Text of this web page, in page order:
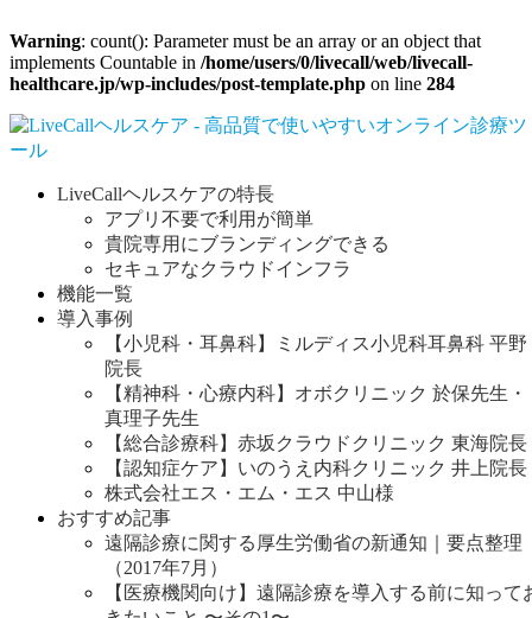
Warning: count(): Parameter must be an array or an object that
implements Countable in /home/users/0/livecall/web/livecall-
healthcare.jp/wp-includes/post-template.php on line 284
LiveCallヘルスケアの特長
アプリ不要で利用が簡単
貴院専用にブランディングできる
セキュアなクラウドインフラ
機能一覧
導入事例
【小児科・耳鼻科】ミルディス小児科耳鼻科 平野
院長
【精神科・心療内科】オボクリニック 於保先生・
真理子先生
【総合診療科】赤坂クラウドクリニック 東海院長
【認知症ケア】いのうえ内科クリニック 井上院長
株式会社エス・エム・エス 中山様
おすすめ記事
遠隔診療に関する厚生労働省の新通知｜要点整理
（2017年7月）
【医療機関向け】遠隔診療を導入する前に知って